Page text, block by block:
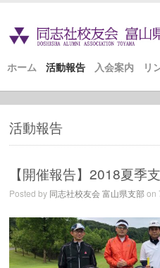
ホーム 活動報告 入会案内 リ
活動報告
【開催報告】2018夏季
Posted by 同志社校友会 富山県支部on